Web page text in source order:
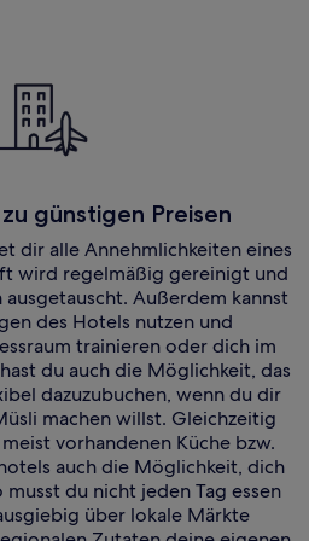
günstigen Preisen
dir alle Annehmlichkeiten eines
wird regelmäßig gereinigt und
Außerdem kannst
des Hotels nutzen und
trainieren oder dich im
du auch die Möglichkeit, das
dazuzubuchen, wenn du dir
machen willst. Gleichzeitig
vorhandenen Küche bzw.
auch die Möglichkeit, dich
du nicht jeden Tag essen
über lokale Märkte